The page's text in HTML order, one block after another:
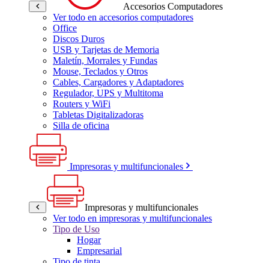
Accesorios Computadores
Ver todo en accesorios computadores
Office
Discos Duros
USB y Tarjetas de Memoria
Maletín, Morrales y Fundas
Mouse, Teclados y Otros
Cables, Cargadores y Adaptadores
Regulador, UPS y Multitoma
Routers y WiFi
Tabletas Digitalizadoras
Silla de oficina
Impresoras y multifuncionales
Impresoras y multifuncionales
Ver todo en impresoras y multifuncionales
Tipo de Uso
Hogar
Empresarial